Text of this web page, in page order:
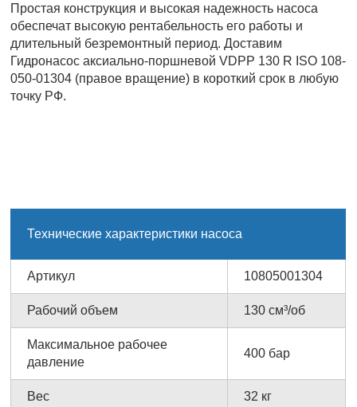
Простая конструкция и высокая надежность насоса
обеспечат высокую рентабельность его работы и
длительный безремонтный период. Доставим
Гидронасос аксиально-поршневой VDPP 130 R ISO 108-
050-01304 (правое вращение) в короткий срок в любую
точку РФ.
Технические характеристики насоса
Артикул 10805001304
Рабочий объем 130 см³/об
Максимальное рабочее
давление
400 бар
Вес 32 кг